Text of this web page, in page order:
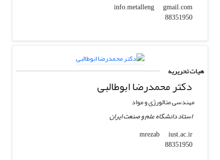
info.metalleng
gmail.com
88351950
هیات تحریریه
دکتر محمدرضا ابوطالبی
مهندسی متالورژی و مواد
استاد دانشگاه علم و صنعت ایران
mrezab
iust.ac.ir
88351950